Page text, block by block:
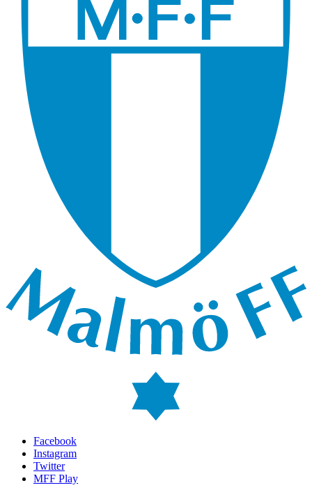
Facebook
Instagram
Twitter
MFF Play